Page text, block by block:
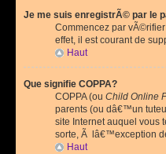
Je me suis enregistrÃ© par le
Commencez par
effet, il est courant de
Haut
Que signifie COPPA?
COPPA (ou Child Online
parents (ou dâ€™un
site Internet auquel vous
sorte, Ã lâ€™exception
Haut